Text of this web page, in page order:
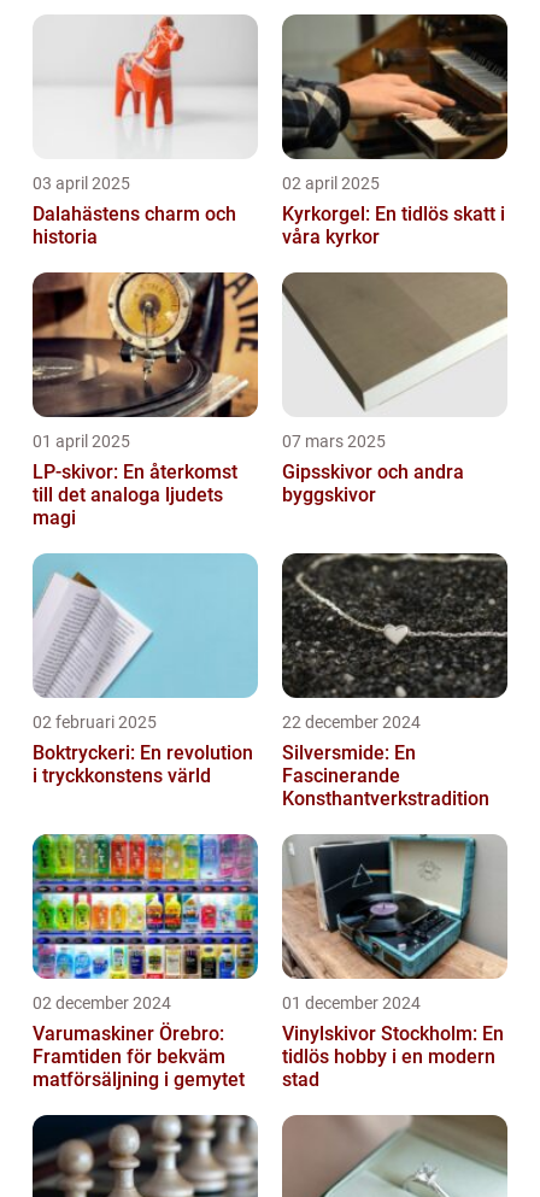
03 april 2025
Dalahästens charm och
historia
02 april 2025
Kyrkorgel: En tidlös skatt i
våra kyrkor
01 april 2025
LP-skivor: En återkomst
till det analoga ljudets
magi
07 mars 2025
Gipsskivor och andra
byggskivor
02 februari 2025
Boktryckeri: En revolution
i tryckkonstens värld
22 december 2024
Silversmide: En
Fascinerande
Konsthantverkstradition
02 december 2024
Varumaskiner Örebro:
Framtiden för bekväm
matförsäljning i gemytet
01 december 2024
Vinylskivor Stockholm: En
tidlös hobby i en modern
stad